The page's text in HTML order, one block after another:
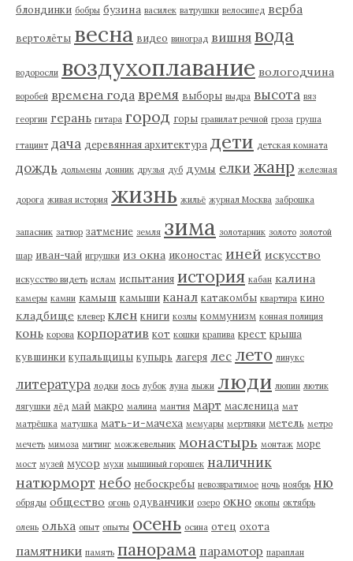
блондинки бобры бузина василек ватрушки велосипед верба
вертолёты весна видео виноград вишня вода
водоросли воздухоплавание вологодчина
воробей времена года время выборы выдра высота вяз
георгин герань гитара город горы гравилат речной гроза груша
гтацинт дача деревянная архитектура дети детская комната
дождь дольмены донник друзья дуб думы елки жанр железная
дорога живая история жизнь жильё журнал Москва заброшка
запасник затвор затмение земля зима золотарник золото золотой
шар иван-чай игрушки из окна иконостас иней искусство
искусство видеть ислам испытания история кабан калина
камеры камни камыш камыши канал катакомбы квартира кино
кладбище клевер клен книги козлы коммунизм конная полиция
конь корова корпоратив кот кошки крапива крест крыша
кувшинки купальщицы купырь лагеря лес лето линукс
литература лодки лось лубок луна лыжи люди люпин лютик
лягушки лёд май макро малина мантия март масленица мат
матрёшка матушка мать-и-мачеха мемуары мертвяки метель метро
мечеть мимоза митинг можжевельник монастырь монтаж море
мост музей мусор мухи мышиный горошек наличник
натюрморт небо небоскребы невозвратимое ночь ноябрь ню
обряды общество огонь одуванчики озеро окно окопы октябрь
олень ольха опыт опыты осень осина отец охота
памятники память панорама парамотор параплан